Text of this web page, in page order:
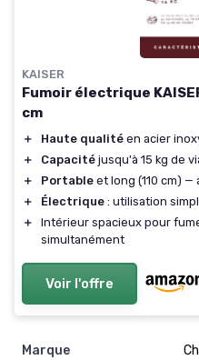
KAISER
Fumoir électrique
cm
＋ Haute qualité en acier
＋
Capacité jusqu'à 15 kg de
＋
Portable et long (110 cm)
＋
Électrique : utilisation
＋
Intérieur spacieux pour
simultanément
Voir l'offre
Marque